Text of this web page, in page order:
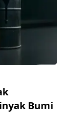
Bumi